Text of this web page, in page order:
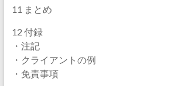
11 まとめ
12 付録
・注記
・クライアントの例
・免責事項